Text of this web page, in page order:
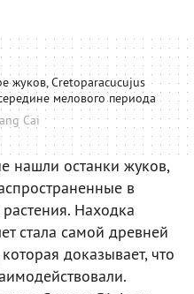
жуков, Cretoparacucujus
мелового периода
Cai
нашли останки жуков,
в
Находка
стала самой древней
доказывает, что